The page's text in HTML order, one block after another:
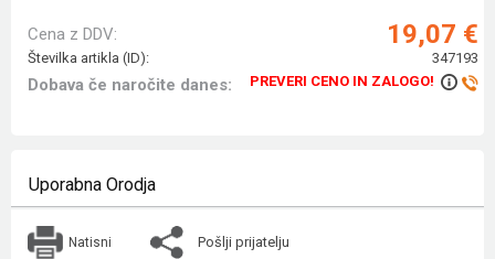
Cena z DDV: 19,07 €
Številka artikla (ID): 347193
Dobava če naročite danes: PREVERI CENO IN ZALOGO!
Uporabna Orodja
Natisni Pošlji prijatelju